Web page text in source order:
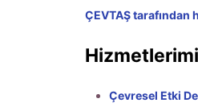
ÇEVTAŞ tarafından
Çevresel Etki